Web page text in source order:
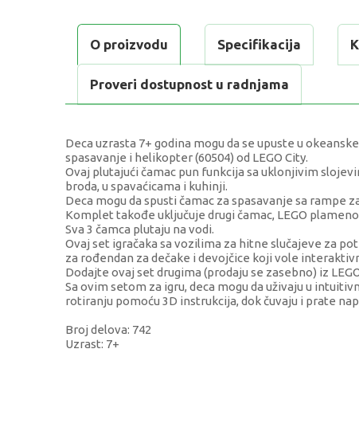
O proizvodu Specifikacija
Proveri dostupnost u radnjama
Deca uzrasta 7+ godina mogu da se upuste u
spasavanje i helikopter (60504) od LEGO City.
Ovaj plutajući čamac pun funkcija sa uklonjivim
broda, u spavaćicama i kuhinji.
Deca mogu da spusti čamac za spasavanje sa
Komplet takođe uključuje drugi čamac, LEGO
Sva 3 čamca plutaju na vodi.
Ovaj set igračaka sa vozilima za hitne slučajeve za
za rođendan za dečake i devojčice koji vole
Dodajte ovaj set drugima (prodaju se zasebno) iz
Sa ovim setom za igru, deca mogu da uživaju u
rotiranju pomoću 3D instrukcija, dok čuvaju i prate
Broj delova: 742
Uzrast: 7+